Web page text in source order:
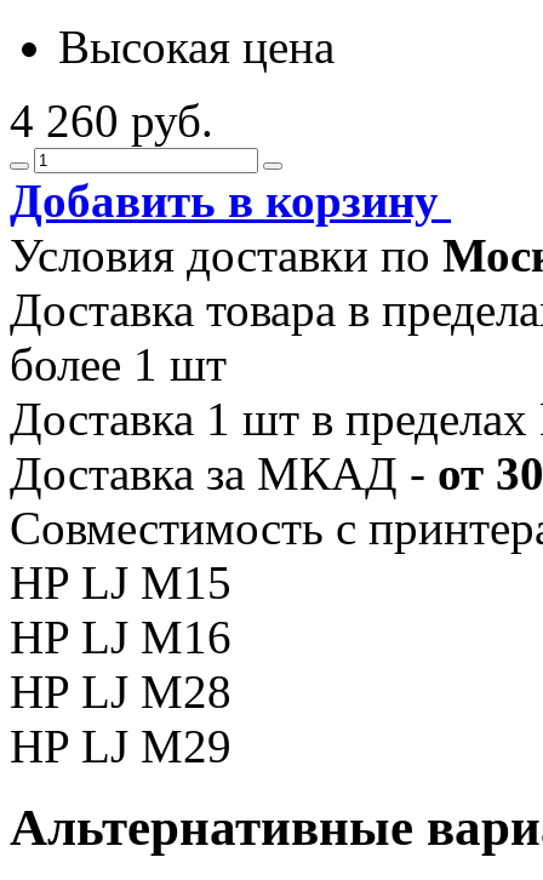
Высокая цена
4 260 руб.
Добавить в корзину
Условия доставки по
Доставка товара в
более 1 шт
Доставка 1 шт в
Доставка за МКАД - от
Совместимость с
HP LJ M15
HP LJ M16
HP LJ M28
HP LJ M29
Альтернативные